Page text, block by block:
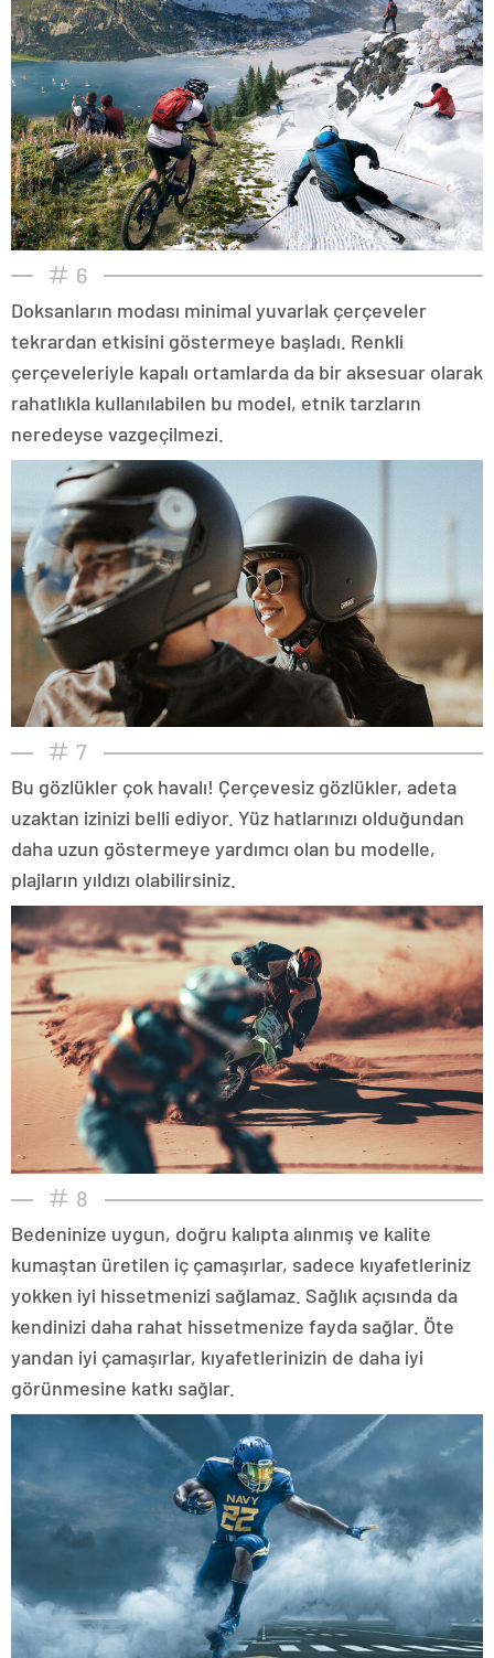
6
Doksanların modası minimal yuvarlak çerçeveler
tekrardan etkisini göstermeye başladı. Renkli
çerçeveleriyle kapalı ortamlarda da bir aksesuar olarak
rahatlıkla kullanılabilen bu model, etnik tarzların
neredeyse vazgeçilmezi.
7
Bu gözlükler çok havalı! Çerçevesiz gözlükler, adeta
uzaktan izinizi belli ediyor. Yüz hatlarınızı olduğundan
daha uzun göstermeye yardımcı olan bu modelle,
plajların yıldızı olabilirsiniz.
8
Bedeninize uygun, doğru kalıpta alınmış ve kalite
kumaştan üretilen iç çamaşırlar, sadece kıyafetleriniz
yokken iyi hissetmenizi sağlamaz. Sağlık açısında da
kendinizi daha rahat hissetmenize fayda sağlar. Öte
yandan iyi çamaşırlar, kıyafetlerinizin de daha iyi
görünmesine katkı sağlar.